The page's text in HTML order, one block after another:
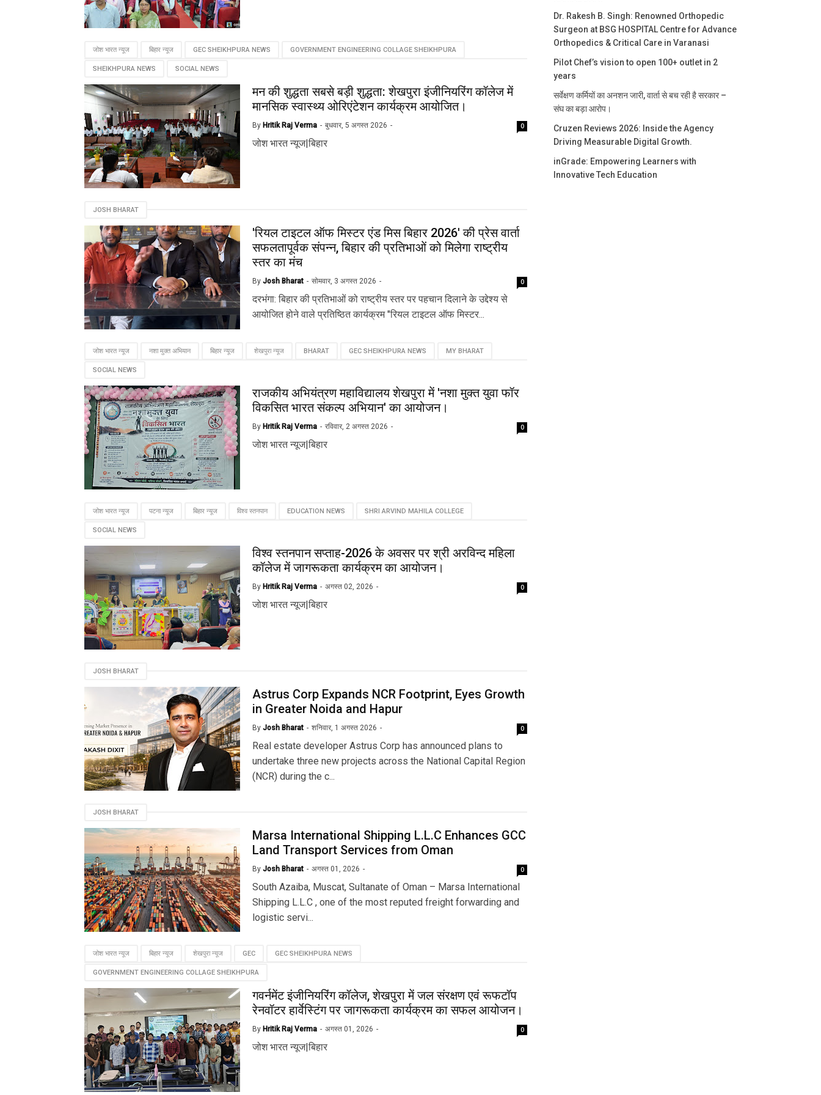
Why Bengaluru Homeowners
Are Repairing Appliances Instead
Wash Launches Nationwide,
जोश भारत न्यूज बिहार न्यूज GEC SHEIKHPURA NEWS GOVERNMENT ENGINEERING COLLAGE SHEIKHPURA
SHEIKHPURA NEWS SOCIAL NEWS
मन की शुद्धता सबसे बड़ी शुद्धता: शेखपुरा इंजीनियरिंग कॉलेज में
मानसिक स्वास्थ्य ओरिएंटेशन कार्यक्रम आयोजित।
By Hritik Raj Verma बुधवार, 5 अगस्त 2026 0
जोश भारत न्यूज|बिहार
JOSH BHARAT
'रियल टाइटल ऑफ मिस्टर एंड मिस बिहार 2026' की प्रेस वार्ता
सफलतापूर्वक संपन्न, बिहार की प्रतिभाओं को मिलेगा राष्ट्रीय
स्तर का मंच
By Josh Bharat सोमवार, 3 अगस्त 2026 0
दरभंगा: बिहार की प्रतिभाओं को राष्ट्रीय स्तर पर पहचान दिलाने के उद्देश्य से
आयोजित होने वाले प्रतिष्ठित कार्यक्रम "रियल टाइटल ऑफ मिस्टर...
जोश भारत न्यूज नशा मुक्त अभियान बिहार न्यूज शेखपुरा न्यूज BHARAT GEC SHEIKHPURA NEWS MY BHARAT
SOCIAL NEWS
राजकीय अभियंत्रण महाविद्यालय शेखपुरा में 'नशा मुक्त युवा फॉर
विकसित भारत संकल्प अभियान' का आयोजन।
By Hritik Raj Verma रविवार, 2 अगस्त 2026 0
जोश भारत न्यूज|बिहार
जोश भारत न्यूज पटना न्यूज बिहार न्यूज विश्व स्तनपान EDUCATION NEWS SHRI ARVIND MAHILA COLLEGE
SOCIAL NEWS
विश्व स्तनपान सप्ताह-2026 के अवसर पर श्री अरविन्द महिला
कॉलेज में जागरूकता कार्यक्रम का आयोजन।
By Hritik Raj Verma अगस्त 02, 2026 0
जोश भारत न्यूज|बिहार
JOSH BHARAT
Astrus Corp Expands NCR Footprint, Eyes Growth
in Greater Noida and Hapur
By Josh Bharat शनिवार, 1 अगस्त 2026 0
Real estate developer Astrus Corp has announced plans to
undertake three new projects across the National Capital Region
(NCR) during the c...
JOSH BHARAT
Marsa International Shipping L.L.C Enhances GCC
Land Transport Services from Oman
By Josh Bharat अगस्त 01, 2026 0
South Azaiba, Muscat, Sultanate of Oman – Marsa International
Shipping L.L.C , one of the most reputed freight forwarding and
logistic servi...
जोश भारत न्यूज बिहार न्यूज शेखपुरा न्यूज GEC GEC SHEIKHPURA NEWS
GOVERNMENT ENGINEERING COLLAGE SHEIKHPURA
गवर्नमेंट इंजीनियरिंग कॉलेज, शेखपुरा में जल संरक्षण एवं रूफटॉप
रेनवॉटर हार्वेस्टिंग पर जागरूकता कार्यक्रम का सफल आयोजन।
By Hritik Raj Verma अगस्त 01, 2026 0
जोश भारत न्यूज|बिहार
Dr. Rakesh B. Singh: Renowned Orthopedic
Surgeon at BSG HOSPITAL Centre for Advance
Orthopedics & Critical Care in Varanasi
Pilot Chef’s vision to open 100+ outlet in 2
years
सर्वेक्षण कर्मियों का अनशन जारी, वार्ता से बच रही है सरकार –
संघ का बड़ा आरोप।
Cruzen Reviews 2026: Inside the Agency
Driving Measurable Digital Growth.
inGrade: Empowering Learners with
Innovative Tech Education